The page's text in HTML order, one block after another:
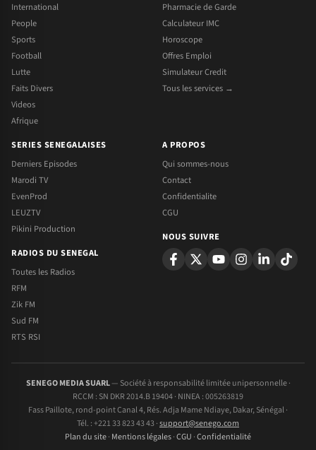
International
People
Sports
Football
Lutte
Faits Divers
Videos
Afrique
Pharmacie de Garde
Calculateur IMC
Horoscope
Offres Emploi
Simulateur Credit
Tous les services →
SERIES SENEGALAISES
Derniers Episodes
Marodi TV
EvenProd
LEUZTV
Pikini Production
RADIOS DU SENEGAL
Toutes les Radios
RFM
Zik FM
Sud FM
RTS RSI
A PROPOS
Qui sommes-nous
Contact
Confidentialite
CGU
NOUS SUIVRE
SENEGO MEDIA SUARL— Société à responsabilité limitée unipersonnelle ·
RCCM : SN DKR 2014.B 19404 · NINEA : 005263819
Fass Paillote, rond-point Canal 4, Rés. Adja Mame Ndiaye, Dakar, Sénégal ·
Tél. : +221 33 823 43 43 ·support@senego.com
Plan du site· Mentions légales·CGU ·Confidentialité